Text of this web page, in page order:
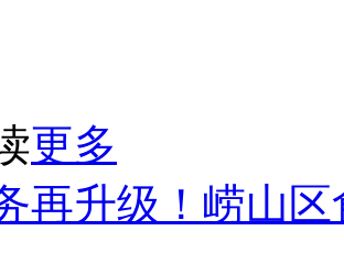
更多
再升级！崂山